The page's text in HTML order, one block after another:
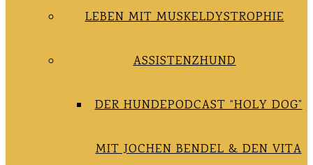
LEBEN MIT MUSKELDYSTROPHIE
ASSISTENZHUND
DER HUNDEPODCAST “HOLY DOG”
MIT JOCHEN BENDEL & DEN VITA